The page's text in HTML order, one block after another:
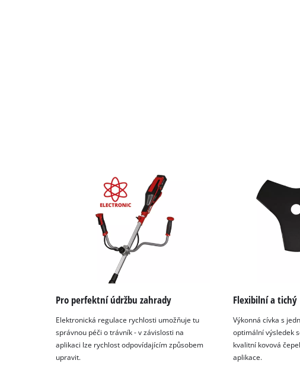
Pro perfektní údržbu zahrady
Elektronická regulace rychlosti umožňuje tu
správnou péči o trávník - v závislosti na
aplikaci lze rychlost odpovídajícím způsobem
upravit.
Flexibilní a tichý
Výkonná cívka s
optimální výsledek
kvalitní kovová
aplikace.